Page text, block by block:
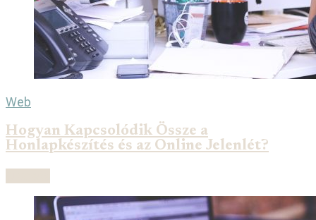
Web
Hogyan Kapcsolódik Össze a
Honlapkészítés és az Online Jelenlét?